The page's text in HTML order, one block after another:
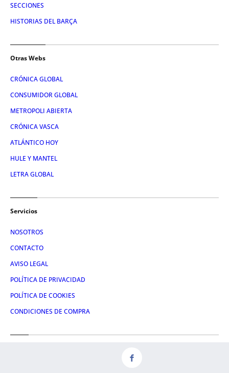
SECCIONES
HISTORIAS DEL BARÇA
Otras Webs
CRÓNICA GLOBAL
CONSUMIDOR GLOBAL
METROPOLI ABIERTA
CRÓNICA VASCA
ATLÁNTICO HOY
HULE Y MANTEL
LETRA GLOBAL
Servicios
NOSOTROS
CONTACTO
AVISO LEGAL
POLÍTICA DE PRIVACIDAD
POLÍTICA DE COOKIES
CONDICIONES DE COMPRA